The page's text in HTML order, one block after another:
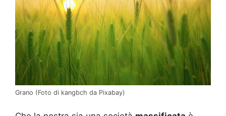
Grano (Foto di kangbch da Pixabay)